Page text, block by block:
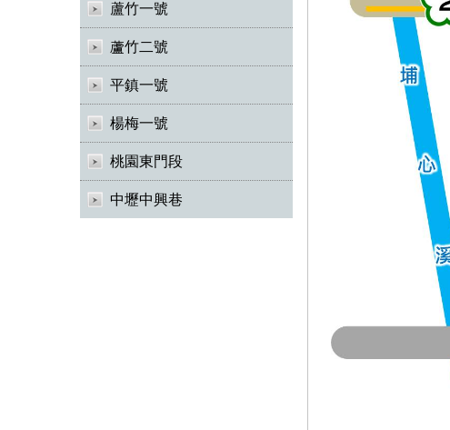
蘆竹一號
蘆竹二號
平鎮一號
楊梅一號
桃園東門段
中壢中興巷